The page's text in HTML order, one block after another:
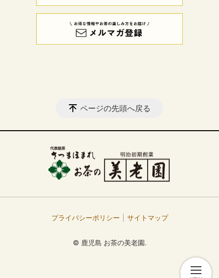
ページの先頭へ戻る
プライバシーポリシー サイトマップ
© 鹿児島 お茶の美老園.